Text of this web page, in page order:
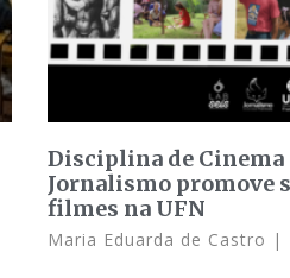
Disciplina de Cinema
Jornalismo promove
filmes na UFN
Maria Eduarda de Castro